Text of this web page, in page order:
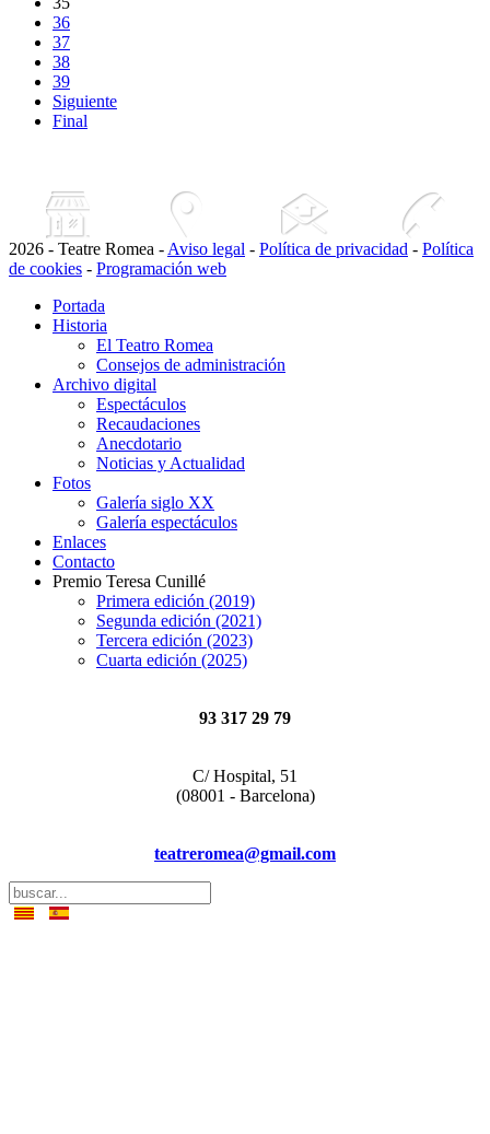
36
37
38
39
Siguiente
Final
2026 - Teatre Romea - Aviso legal - Política de privacidad - Política
de cookies - Programación web
Portada
Historia
El Teatro Romea
Consejos de administración
Archivo digital
Espectáculos
Recaudaciones
Anecdotario
Noticias y Actualidad
Fotos
Galería siglo XX
Galería espectáculos
Enlaces
Contacto
Premio Teresa Cunillé
Primera edición (2019)
Segunda edición (2021)
Tercera edición (2023)
Cuarta edición (2025)
93 317 29 79
C/ Hospital, 51
(08001 - Barcelona)
teatreromea@gmail.com